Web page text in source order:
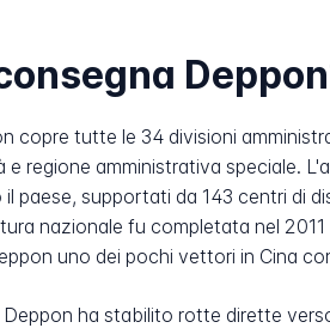
copre tutte le 34 divisioni
e regione amministrativa speciale.
paese, supportati da 143 centri di
nazionale fu completata nel
uno dei pochi vettori in Cina
ha stabilito rotte dirette